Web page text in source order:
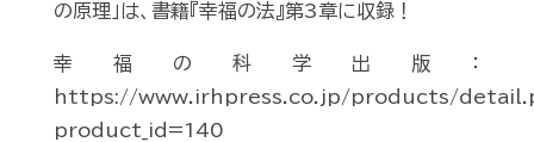
の原理」は、書籍『幸福の法』第3章に収録！
幸福の科学出版：
https://www.irhpress.co.jp/products/
product_id=140